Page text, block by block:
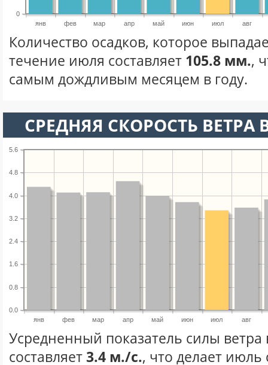
янв фев мар апр май июн июл авг
0
Количество осадков, которое
течение июля составляет 105.8 мм.,
самым дождливым месяцем в году.
СРЕДНЯЯ СКОРОСТЬ
янв фев мар апр май июн июл авг
0.0
0.8
1.6
2.4
3.2
4.0
4.8
5.6
Усредненный показатель силы
составляет3.4 м./с., что делает